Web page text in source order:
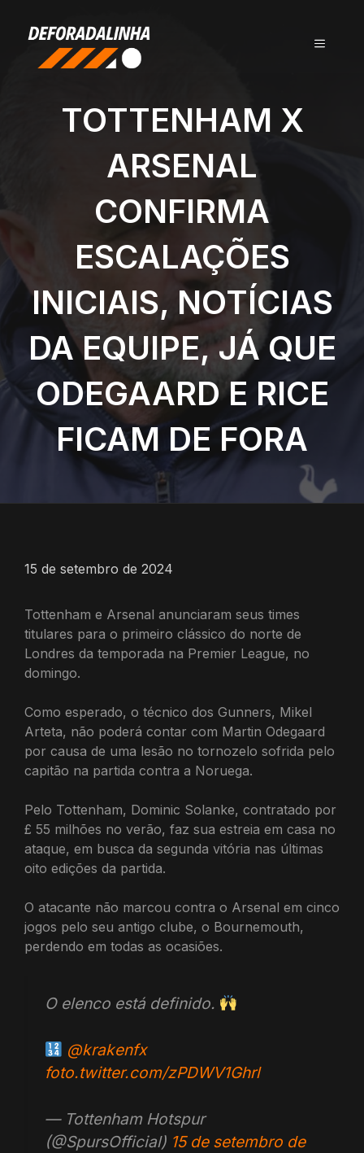
conteúdo
MENU
TOTTENHAM X
ARSENAL
CONFIRMA
ESCALAÇÕES
INICIAIS, NOTÍCIAS
DA EQUIPE, JÁ QUE
ODEGAARD E RICE
FICAM DE FORA
15 de setembro de 2024
Tottenham e Arsenal anunciaram seus times
titulares para o primeiro clássico do norte de
Londres da temporada na Premier League, no
domingo.
Como esperado, o técnico dos Gunners, Mikel
Arteta, não poderá contar com Martin Odegaard
por causa de uma lesão no tornozelo sofrida pelo
capitão na partida contra a Noruega.
Pelo Tottenham, Dominic Solanke, contratado por
£ 55 milhões no verão, faz sua estreia em casa no
ataque, em busca da segunda vitória nas últimas
oito edições da partida.
O atacante não marcou contra o Arsenal em cinco
jogos pelo seu antigo clube, o Bournemouth,
perdendo em todas as ocasiões.
O elenco está definido.
@krakenfx
foto.twitter.com/zPDWV1Ghrl
— Tottenham Hotspur
(@SpursOfficial) 15 de setembro de